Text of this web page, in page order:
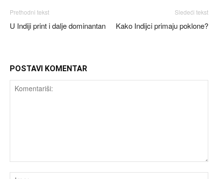
Prethodni tekst
U Indiji print i dalje dominantan
Sledeći tekst
Kako Indijci primaju poklone?
POSTAVI KOMENTAR